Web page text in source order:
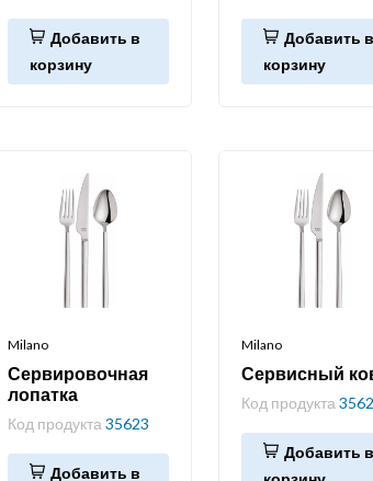
Добавить в
корзину
Добавить
корзину
Milano
Сервировочная
лопатка
Код продукта35623
Добавить в
Milano
Сервисный
Код продукта
Добавить